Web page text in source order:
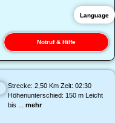
Notruf & Hilfe
Strecke: 2,50 Km Zeit: 02:30
Höhenunterschied: 150 m Leicht
bis ... mehr
Language